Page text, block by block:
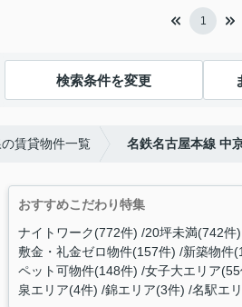
1
検索条件を変更
賃貸物件一覧 名鉄名古屋本線 中
おすすめこだわり特集
ナイトワーク(772件) 20坪未満(742件)
敷金・礼金ゼロ物件(157件) 新築物件
ペット可物件(148件) 女子大エリア(55
泉エリア(4件) 錦エリア(3件) 名駅エ